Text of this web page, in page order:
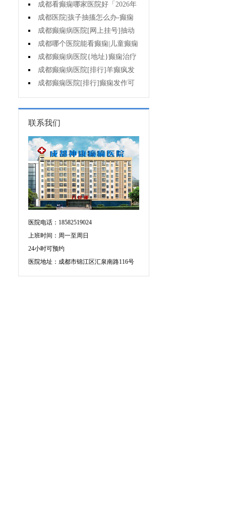
意什么?
成都看癫痫哪家医院好「2026年
度公布」外伤后癫痫有什么特征?
成都医院|孩子抽搐怎么办-癫痫
怎么治?
成都癫痫病医院[网上挂号]抽动
症是癫痫吗?
成都哪个医院能看癫痫|儿童癫痫
会造成什么后果?
成都癫痫病医院{地址}癫痫治疗
要怎么治?
成都癫痫病医院[排行]羊癫疯发
作频繁是为什么?
成都癫痫医院[排行]癫痫发作可
以控制吗?
联系我们
医院电话：18582519024
上班时间：周一至周日
24小时可预约
医院地址：成都市锦江区汇泉南路116号